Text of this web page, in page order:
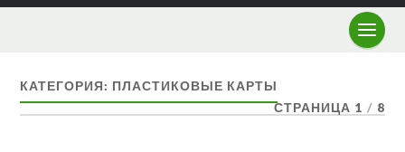
КАТЕГОРИЯ: ПЛАСТИКОВЫЕ КАРТЫ
СТРАНИЦА 1 / 8